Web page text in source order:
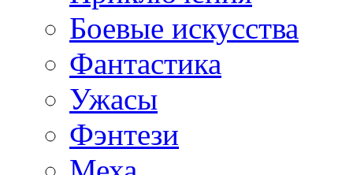
Боевые искусства
Фантастика
Ужасы
Фэнтези